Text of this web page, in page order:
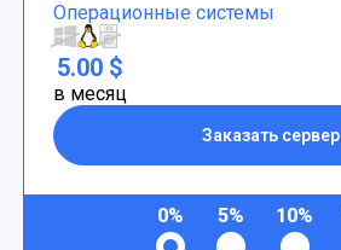
Операционные системы
5.00 $
в месяц
Заказать сервер
0% 5% 10%